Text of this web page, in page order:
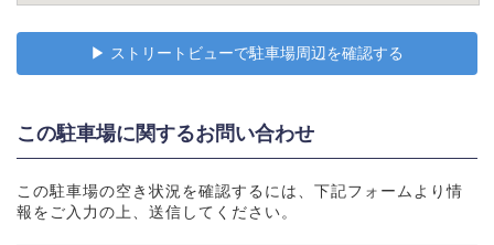
▶︎ ストリートビューで駐車場周辺を確認する
この駐車場に関するお問い合わせ
この駐車場の空き状況を確認するには、下記フォームより情
報をご入力の上、送信してください。